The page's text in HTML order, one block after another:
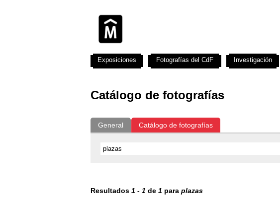
Catálogo de fotografías
General Catálogo de fotografías
Resultados 1 - 1 de 1 para plazas
Exposiciones Fotografías del CdF Investigación